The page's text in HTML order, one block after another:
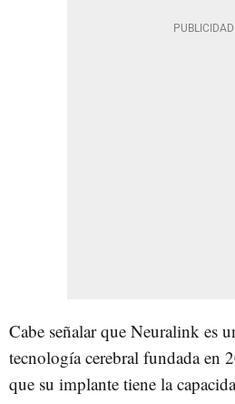
Cabe señalar que Neuralink es
tecnología cerebral fundada en
que su implante tiene la